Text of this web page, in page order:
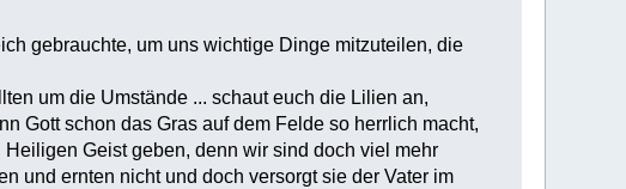
gebrauchte, um uns wichtige Dinge mitzuteilen, die
um die Umstände ... schaut euch die Lilien an,
Gott schon das Gras auf dem Felde so herrlich macht,
Geist geben, denn wir sind doch viel mehr
und ernten nicht und doch versorgt sie der Vater im